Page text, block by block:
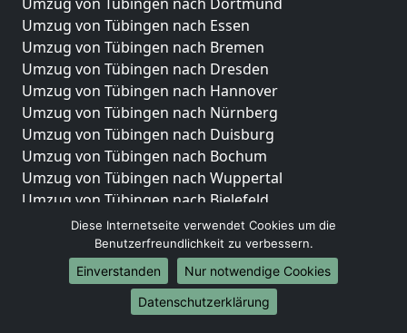
Umzug von Tübingen nach Essen
Umzug von Tübingen nach Bremen
Umzug von Tübingen nach Dresden
Umzug von Tübingen nach Hannover
Umzug von Tübingen nach Nürnberg
Umzug von Tübingen nach Duisburg
Umzug von Tübingen nach Bochum
Umzug von Tübingen nach Wuppertal
Umzug von Tübingen nach Bielefeld
Umzug von Tübingen nach Bonn
Umzug von Tübingen nach Münster
Internationale-Umzüge
Umzug von Tübingen nach Brasilien
Diese Internetseite verwendet Cookies um die
Benutzerfreundlichkeit zu verbessern.
Einverstanden
Nur notwendige Cookies
Datenschutzerklärung